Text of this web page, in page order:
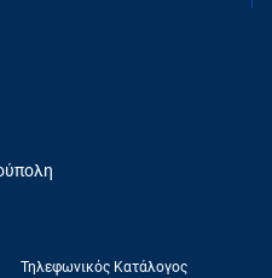
Τηλεφωνικός Κατάλογος